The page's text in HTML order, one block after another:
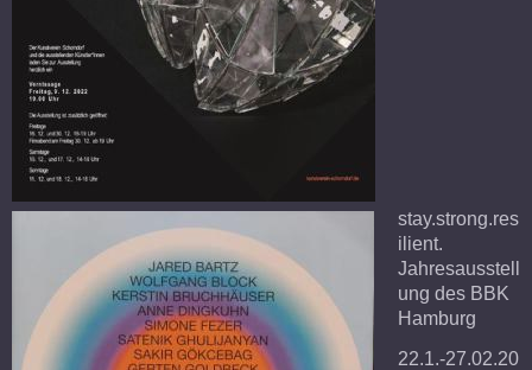
stay.strong.res
ilient.
Jahresausstell
ung des BBK
Hamburg
22.1.-27.02.20